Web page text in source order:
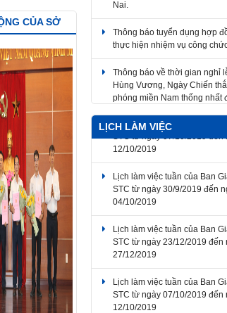
CỦA SỞ
Thông báo tuyển dụng hợp
thực hiện nhiệm vụ công
Thông báo về thời gian nghỉ
Hùng Vương, Ngày Chiến
phóng miền Nam thống nhất
Ngày Quốc tế Lao động 2026
LỊCH LÀM VIỆC
Lịch làm việc tuần của Ban
STC từ ngày 07/10/2019 đến
12/10/2019
STC từ ngày 30/9/2019 đến
04/10/2019
STC từ ngày 23/12/2019 đến
27/12/2019
STC từ ngày 07/10/2019 đến
12/10/2019